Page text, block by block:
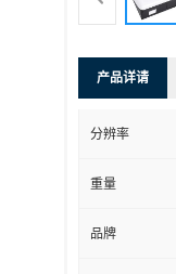
产品详请
分辨率
重量
品牌